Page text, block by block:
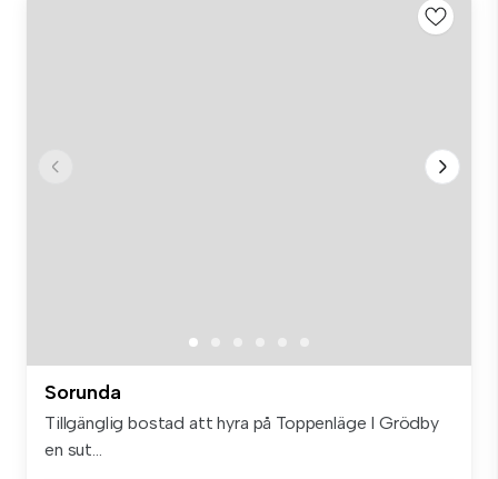
Sorunda
Tillgänglig bostad att hyra på Toppenläge I Grödby
en sut...